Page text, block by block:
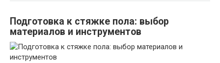
Подготовка к стяжке пола: выбор
материалов и инструментов